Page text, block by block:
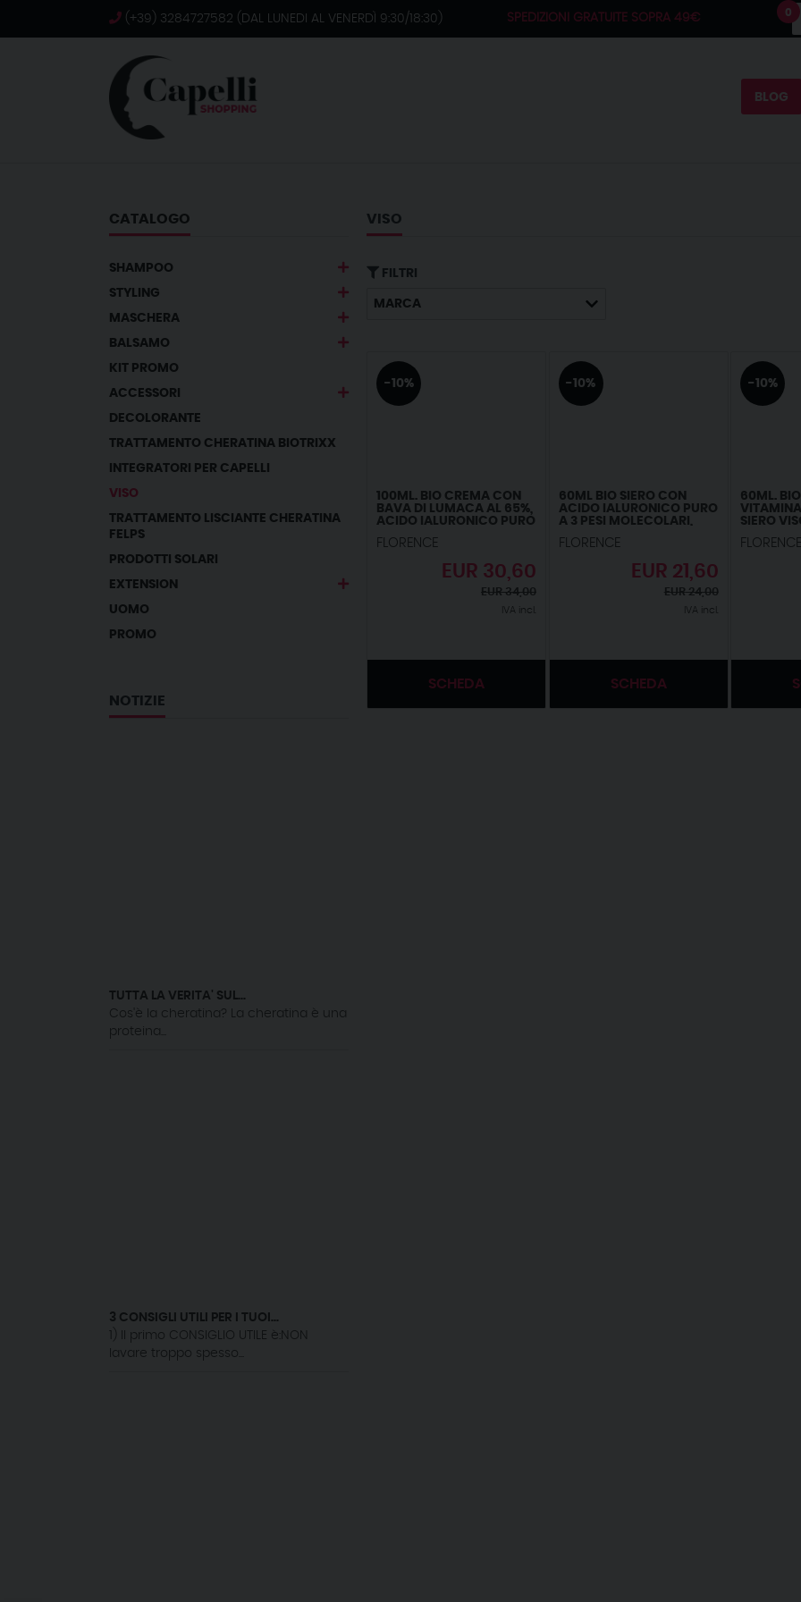
(+39) 3284727582 (DAL LUNEDI AL VENERDÌ 9:30/18:30) SPEDIZIONI GRATUITE SOPRA 49€ 0
BLOG
CATALOGO
SHAMPOO
STYLING
MASCHERA
BALSAMO
KIT PROMO
ACCESSORI
DECOLORANTE
TRATTAMENTO CHERATINA BIOTRIXX
INTEGRATORI PER CAPELLI
VISO
TRATTAMENTO LISCIANTE CHERATINA
FELPS
PRODOTTI SOLARI
EXTENSION
UOMO
PROMO
NOTIZIE
TUTTA LA VERITA' SUL...
Cos'è la cheratina? La cheratina è una
proteina...
3 CONSIGLI UTILI PER I TUOI...
1) Il primo CONSIGLIO UTILE è:NON
lavare troppo spesso...
VISO
FILTRI
MARCA
-10%
100ML. BIO CREMA CON
BAVA DI LUMACA AL 65%,
ACIDO IALURONICO PURO
INGREDIENTI A NOTA
CICATRIZZANTE E
ANTIMACCHIA PER VISO,
COLLO E CONTORNO
FLORENCE
EUR 30,60
EUR34,00
IVA incl.
SCHEDA
-10%
60ML BIO SIERO CON
ACIDO IALURONICO PURO
A 3 PESI MOLECOLARI,
AGENTI ANTIRUGHE E
BIOLOGICO,VEGANO,IDRATANTE
E ILLUMINANTE. SIERO
VISO IDEALE ANCHE
FLORENCE
EUR 21,60
EUR 24,00
IVA incl.
SCHEDA
-10%
60ML. BIO
SIERO
IDEALE
FLORENCE